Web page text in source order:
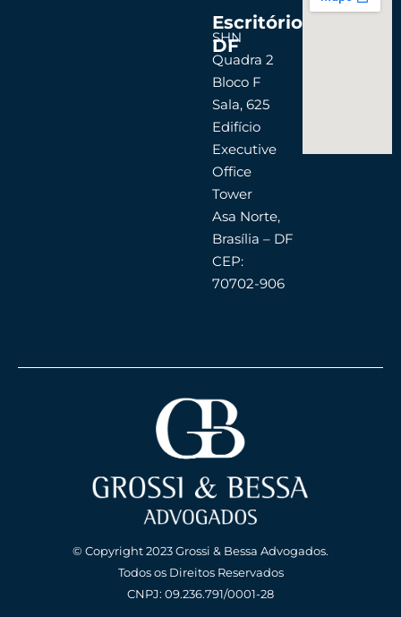
Escritório
DF
SHN
Quadra 2
Bloco F
Sala, 625
Edifício
Executive
Office
Tower
Asa Norte,
Brasília – DF
CEP:
70702-906
© Copyright 2023 Grossi & Bessa Advogados.
Todos os Direitos Reservados
CNPJ: 09.236.791/0001-28